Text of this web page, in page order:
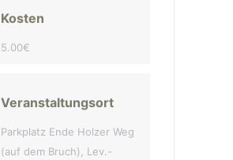
Kosten
5.00€
Veranstaltungsort
Parkplatz Ende Holzer Weg
(auf dem Bruch), Lev.-